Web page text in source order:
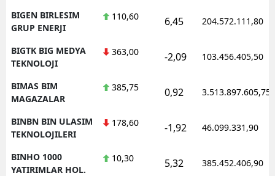
BIGEN BIRLESIM
GRUP ENERJI
110,60 6,45 204.572.111,80
BIGTK BIG MEDYA
TEKNOLOJI
363,00 -2,09 103.456.405,50
BIMAS BIM
MAGAZALAR
385,75 0,92 3.513.897.605,75
BINBN BIN ULASIM
TEKNOLOJILERI
178,60 -1,92 46.099.331,90
BINHO 1000
YATIRIMLAR HOL.
10,30 5,32 385.452.406,90